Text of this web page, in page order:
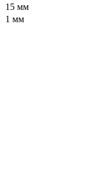
15 мм
1 мм